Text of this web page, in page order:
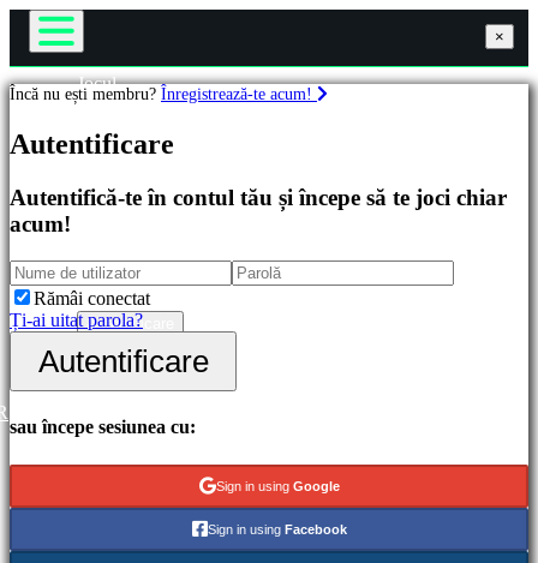
Recomandate
Lansări
noi
Categorii
Jocuri
de
Jocuri
strategie
de
Jocuri
Jocul
Gameplay
Noutăți
Ghiduri
Magazin
Autentificare
Înregistrare
×
Încă nu ești membru? Înregistrează-te acum!
Autentificare
Autentifică-te în contul tău și începe să te joci chiar
acum!
Rămâi conectat
Ți-ai uitat parola?
Autentificare
sau începe sesiunea cu:
Sign in using Google
Sign in using Facebook
×
×